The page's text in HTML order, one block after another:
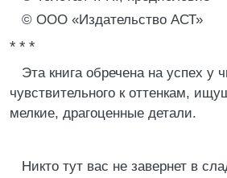
© ООО «Издательство АСТ»
* * *
Эта книга обречена на успех у
чувствительного к оттенкам,
мелкие, драгоценные детали.
Никто тут вас не завернет в